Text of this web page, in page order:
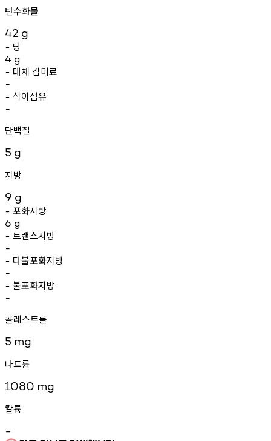
탄수화물
42 g
- 당
4 g
- 대체 감미료
-
- 식이섬유
-
단백질
5 g
지방
9 g
- 포화지방
6 g
- 트랜스지방
-
- 다불포화지방
-
- 불포화지방
-
콜레스트롤
5 mg
나트륨
1080 mg
칼륨
-